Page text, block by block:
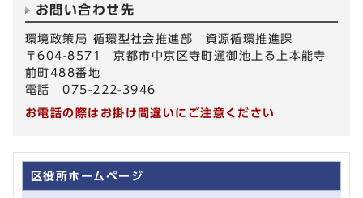
お問い合わせ先
環境政策局 循環型社会推進部 資源循環推進課
〒604-8571 京都市中京区寺町通御池上る上本能寺
前町488番地
電話 075-222-3946
お電話の際はお掛け間違いにご注意ください
区役所ホームページ